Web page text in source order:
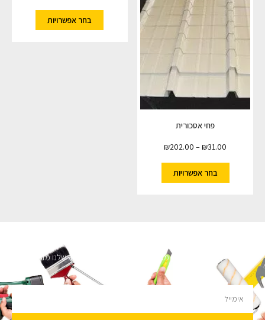
פחי אסכורית
₪31.00
–
₪202.00
בחר אפשרויות
בחר אפשרויות
השארו מעודכנים
מעוניינים לקבל עדכונים על מבצעים והנחות הירשמו לניוזלטר שלנו מבטיחים לא